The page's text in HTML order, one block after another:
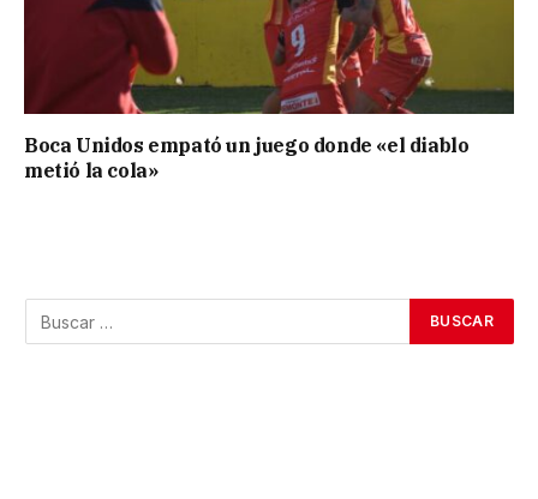
Boca Unidos empató un juego donde «el diablo
metió la cola»